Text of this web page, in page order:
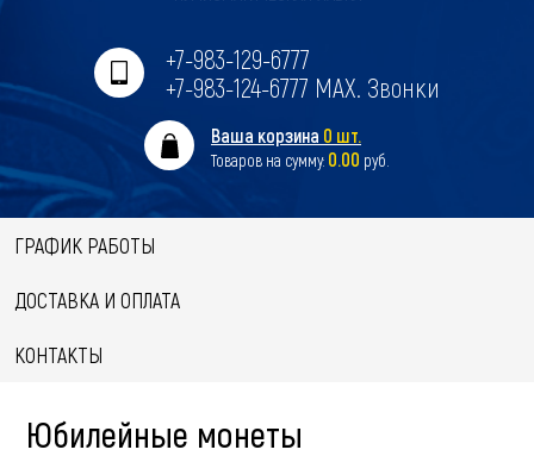
+7-983-129-6777
+7-983-124-6777 MAX. Звонки
Ваша корзина 0 шт.
Товаров на сумму: 0.00 руб.
ГРАФИК РАБОТЫ
ДОСТАВКА И ОПЛАТА
КОНТАКТЫ
Юбилейные монеты